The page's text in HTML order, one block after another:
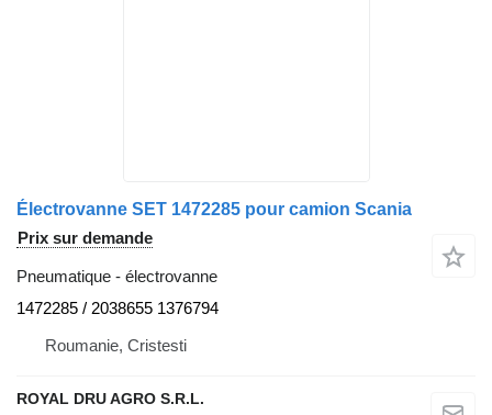
Électrovanne SET 1472285 pour camion Scania
Prix sur demande
Pneumatique - électrovanne
1472285 / 2038655 1376794
Roumanie, Cristesti
ROYAL DRU AGRO S.R.L.